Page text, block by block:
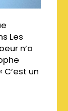
Les
n’a
C’est un